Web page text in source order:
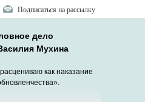
Подписаться на рассылку
дело
Мухина
как наказание